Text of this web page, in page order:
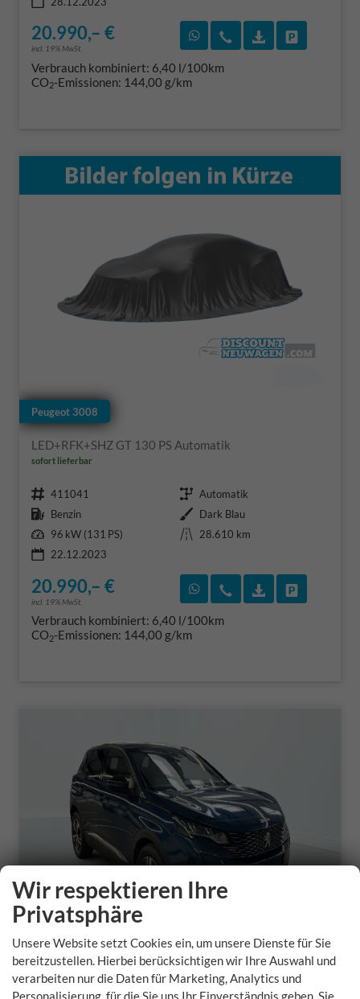
20.990,– €
incl. 19% MwSt.
Rückruf vereinbaren
Wir rufen Sie an
Verbrauch kombiniert: 6,40 l/100km
CO2-Emissionen: 144,00 g/km
Peugeot 3008
LED+RFK+SHZ GT 130 PS Automatik
sofort lieferbar
Fahrzeugnr. 411041 Getriebe Automatik
Kraftstoff Benzin Außenfarbe Dark Blau
Leistung 96 kW (131 PS) Kilometerstand
28.610 km
22.12.2023
20.990,– €
incl. 19% MwSt.
Rückruf vereinbaren
Wir rufen Sie an
Verbrauch kombiniert: 6,40 l/100km
CO2-Emissionen: 144,00 g/km
Peugeot 3008
Wir respektieren Ihre
Privatsphäre
Unsere Website setzt Cookies ein, um unsere Dienste für Sie
bereitzustellen. Hierbei berücksichtigen wir Ihre Auswahl und
verarbeiten nur die Daten für Marketing, Analytics und
Personalisierung, für die Sie uns Ihr Einverständnis geben. Sie